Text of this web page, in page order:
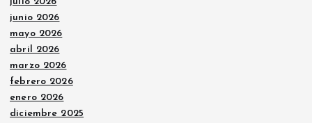
junio 2026
mayo 2026
abril 2026
marzo 2026
febrero 2026
enero 2026
diciembre 2025